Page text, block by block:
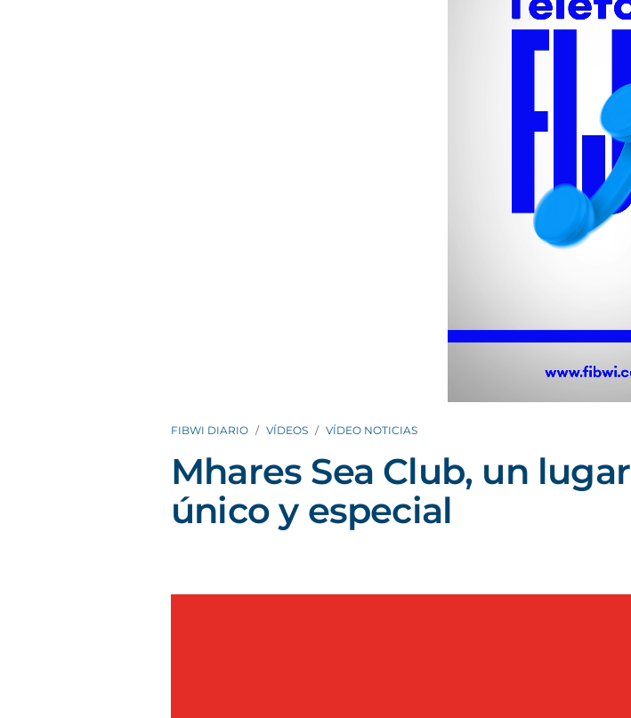
FIBWI DIARIO VÍDEOS VÍDEO NOTICIAS
Mhares Sea Club, un lugar
único y especial